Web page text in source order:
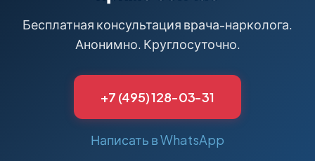
Бесплатная консультация врача-нарколога.
Анонимно. Круглосуточно.
+7 (495) 128-03-31
Написать в WhatsApp